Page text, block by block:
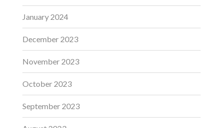
January 2024
December 2023
November 2023
October 2023
September 2023